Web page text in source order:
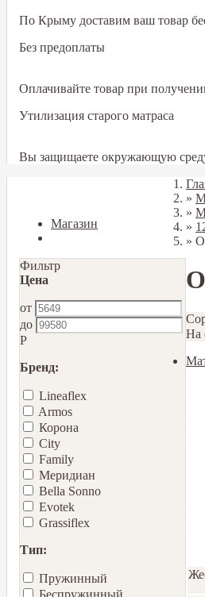
По Крыму доставим ваш товар
Без предоплаты
Оплачивайте товар при
Утилизация старого матраса
Вы защищаете окружающую
Магазин
Фильтр
Цена
от
до
Р
Бренд:
Lineaflex
Armos
Корона
City
Family
Меридиан
Bella Sonno
Еvotek
Grassiflex
Тип:
Пружинный
Беспружинный
»
»
»
»
На